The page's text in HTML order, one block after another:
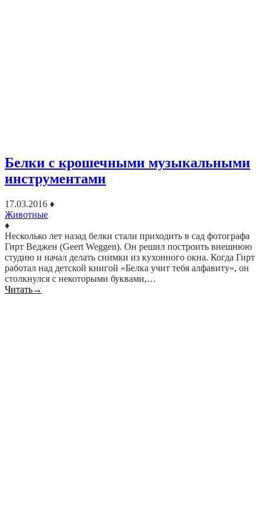
Белки с крошечными музыкальными
инструментами
17.03.2016 ♦
Животные
♦
Несколько лет назад белки стали приходить в сад фотографа
Гирт Веджен (Geert Weggen). Он решил построить внешнюю
студию и начал делать снимки из кухонного окна. Когда Гирт
работал над детской книгой «Белка учит тебя алфавиту», он
столкнулся с некоторыми буквами,…
Читать→